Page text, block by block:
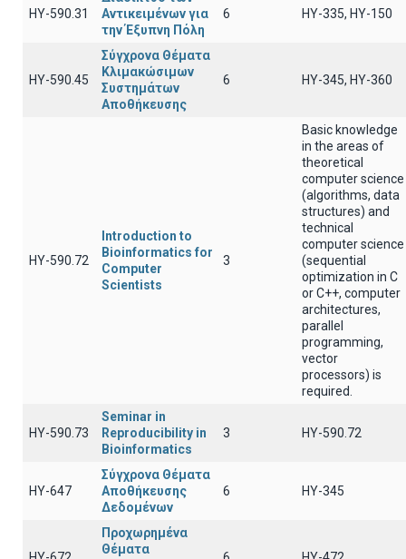
ΗΥ-590.31
Αντικειμένων για
την Έξυπνη Πόλη
6 ΗΥ-335, ΗΥ-150
ΗΥ-590.45
Σύγχρονα Θέματα
Κλιμακώσιμων
Συστημάτων
Αποθήκευσης
6 HY-345, HY-360
ΗΥ-590.72
Introduction to
Bioinformatics for
Computer
Scientists
3
Basic knowledge
in the areas of
theoretical
computer science
(algorithms, data
structures) and
technical
computer science
(sequential
optimization in C
or C++, computer
architectures,
parallel
programming,
vector
processors) is
required.
ΗΥ-590.73
Seminar in
Reproducibility in
Bioinformatics
3 ΗΥ-590.72
ΗΥ-647
Σύγχρονα Θέματα
Αποθήκευσης
Δεδομένων
6 ΗΥ-345
Προχωρημένα
Θέματα